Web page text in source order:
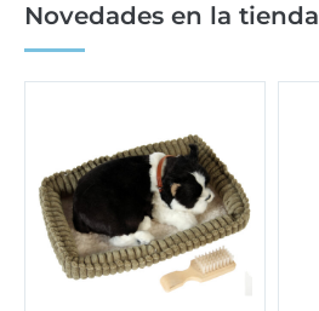
Novedades en la tienda